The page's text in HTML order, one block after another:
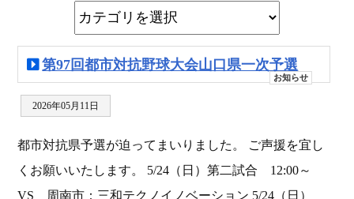
第97回都市対抗野球大会山口県一次予選
お知らせ
2026年05月11日
都市対抗県予選が迫ってまいりました。 ご声援を宜し
くお願いいたします。 5/24（日）第二試合 12:00～
VS 周南市：三和テクノイノベーション 5/24（日）